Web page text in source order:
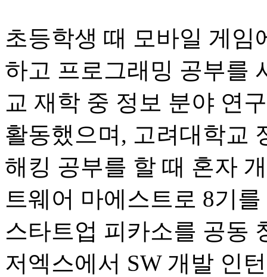
초등학생 때 모바일 게임
하고 프로그래밍 공부를
교 재학 중 정보 분야 연
활동했으며, 고려대학교
해킹 공부를 할 때 혼자
트웨어 마에스트로 8기
스타트업 피카소를 공동
저엑스에서 SW 개발 인